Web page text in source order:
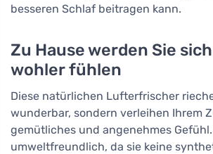
besseren Schlaf beitragen kann.
Zu Hause werden Sie
wohler fühlen
Diese natürlichen Lufterfrischer
wunderbar, sondern verleihen Ihrem
gemütliches und angenehmes
umweltfreundlich, da sie keine